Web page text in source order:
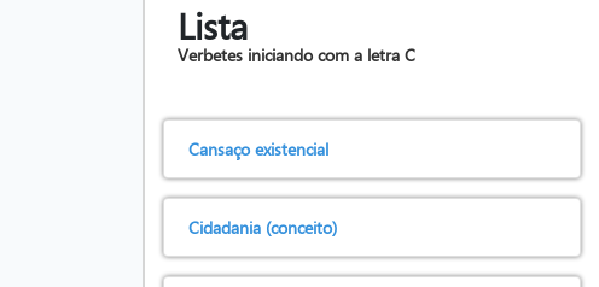
Lista
Verbetes iniciando com a letra C
Cansaço existencial
Cidadania (conceito)